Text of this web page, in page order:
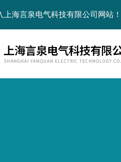
上海言泉电气科技有限公司网站！